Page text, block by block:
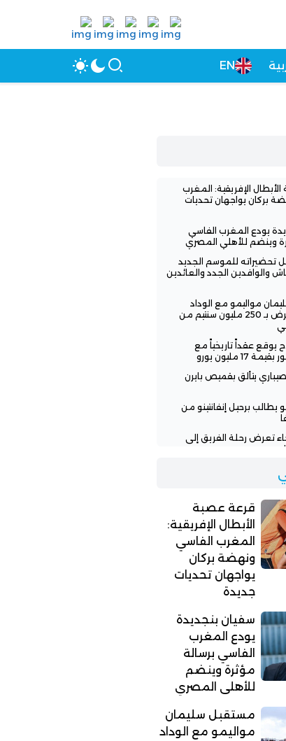
EN
الإفريقية: المغرب
بركان يواجهان تحديات
يودع المغرب الفاسي
وينضم للأهلي المصري
تحضيراته للموسم الجديد
والوافدين الجدد والعائدين
مواليمو مع الوداد
الرياضي: عرض بـ 250 مليون سنتيم من
عقداً تاريخياً مع
17 مليون يورو
يتألق بقميص بايرن
يطالب برحيل إنفانتينو من
تعرض رحلة الفريق إلى
إنفانتينو للمغرب
مونديال 2030
من لاعبيه البحث عن فرق
قرعة عصبة
الأبطال الإفريقية:
المغرب الفاسي
ونهضة بركان
يواجهان تحديات
جديدة
سفيان بنجديدة
يودع المغرب
الفاسي برسالة
مؤثرة وينضم
للأهلي المصري
مستقبل سليمان
مواليمو مع الوداد